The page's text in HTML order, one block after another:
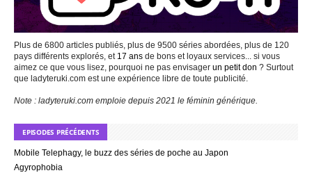
Plus de 6800 articles publiés, plus de 9500 séries abordées, plus de 120
pays différents explorés, et 17 ans de bons et loyaux services... si vous
aimez ce que vous lisez, pourquoi ne pas envisager un petit don ? Surtout
que ladyteruki.com est une expérience libre de toute publicité.
Note : ladyteruki.com emploie depuis 2021 le féminin générique.
EPISODES PRÉCÉDENTS
Mobile Telephagy, le buzz des séries de poche au Japon
Agyrophobia